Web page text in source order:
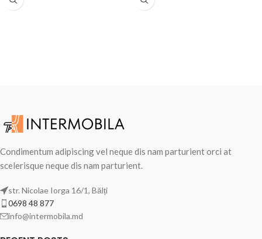
Condimentum adipiscing vel neque dis nam parturient orci at
scelerisque neque dis nam parturient.
str. Nicolae Iorga 16/1, Bălți
0698 48 877
info@intermobila.md